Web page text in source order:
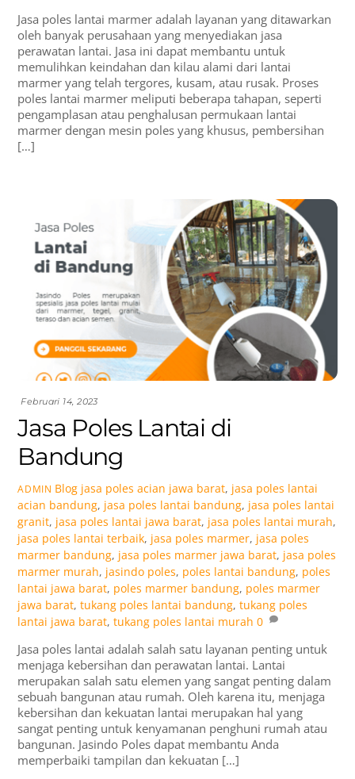
Jasa poles lantai marmer adalah layanan yang ditawarkan
oleh banyak perusahaan yang menyediakan jasa
perawatan lantai. Jasa ini dapat membantu untuk
memulihkan keindahan dan kilau alami dari lantai
marmer yang telah tergores, kusam, atau rusak. Proses
poles lantai marmer meliputi beberapa tahapan, seperti
pengamplasan atau penghalusan permukaan lantai
marmer dengan mesin poles yang khusus, pembersihan
[…]
Februari 14, 2023
Jasa Poles Lantai di
Bandung
ADMIN Blog jasa poles acian jawa barat, jasa poles lantai
acian bandung, jasa poles lantai bandung, jasa poles lantai
granit, jasa poles lantai jawa barat, jasa poles lantai murah,
jasa poles lantai terbaik, jasa poles marmer, jasa poles
marmer bandung, jasa poles marmer jawa barat, jasa poles
marmer murah, jasindo poles, poles lantai bandung, poles
lantai jawa barat, poles marmer bandung, poles marmer
jawa barat,tukang poles lantai bandung,tukang poles
lantai jawa barat,tukang poles lantai murah 0
Jasa poles lantai adalah salah satu layanan penting untuk
menjaga kebersihan dan perawatan lantai. Lantai
merupakan salah satu elemen yang sangat penting dalam
sebuah bangunan atau rumah. Oleh karena itu, menjaga
kebersihan dan kekuatan lantai merupakan hal yang
sangat penting untuk kenyamanan penghuni rumah atau
bangunan. Jasindo Poles dapat membantu Anda
memperbaiki tampilan dan kekuatan […]